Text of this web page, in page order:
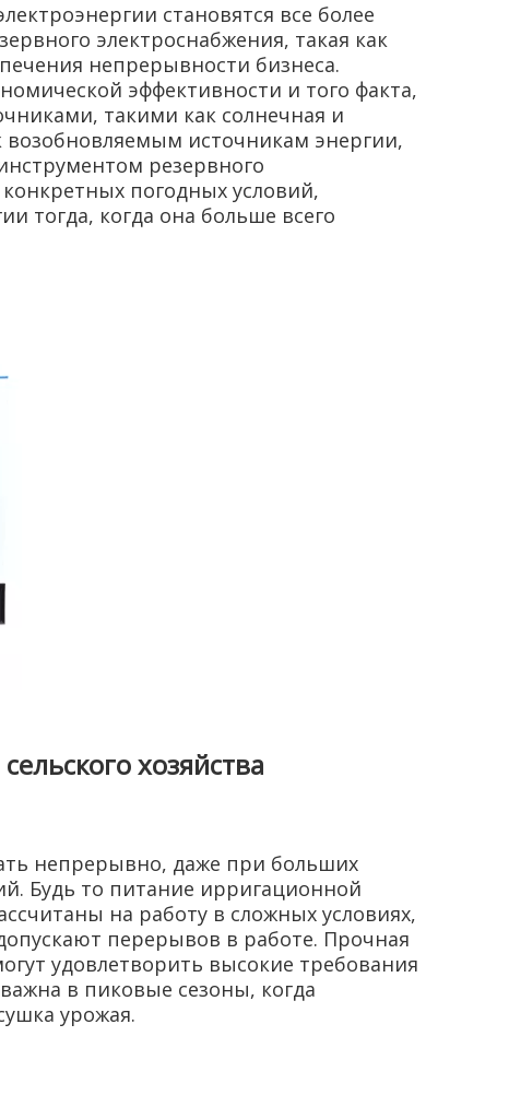
становятся все более
электроснабжения, такая как
непрерывности бизнеса.
эффективности и того факта,
такими как солнечная и
возобновляемым источникам энергии,
резервного
погодных условий,
тогда, когда она больше всего
хозяйства
непрерывно, даже при больших
Будь то питание ирригационной
на работу в сложных условиях,
перерывов в работе. Прочная
удовлетворить высокие требования
в пиковые сезоны, когда
урожая.